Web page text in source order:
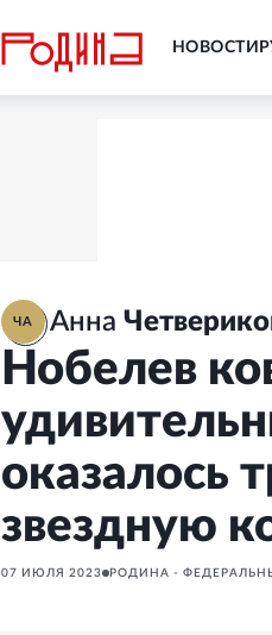
НОВОСТИ
ЧА Анна
Нобелев
оказалось
звездную
07 ИЮЛЯ 2023 РОДИНА -